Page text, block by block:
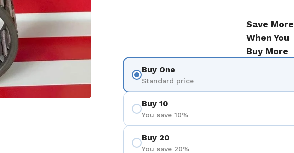
Save More
When You
Buy More
Buy One
Standard price
Buy 10
You save 10%
Buy 20
You save 20%